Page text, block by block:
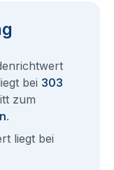
bei 303
zum
.
liegt bei